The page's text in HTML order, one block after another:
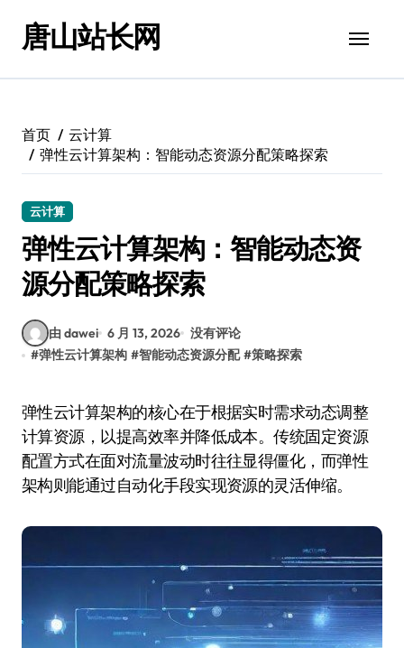
唐山站长网
首页
云计算
弹性云计算架构：智能动态资源分配策略探索
云计算
弹性云计算架构：智能动态资
源分配策略探索
由 dawei 6 月 13, 2026 没有评论
#弹性云计算架构 #智能动态资源分配 #策略探索
弹性云计算架构的核心在于根据实时需求动态调整
计算资源，以提高效率并降低成本。传统固定资源
配置方式在面对流量波动时往往显得僵化，而弹性
架构则能通过自动化手段实现资源的灵活伸缩。